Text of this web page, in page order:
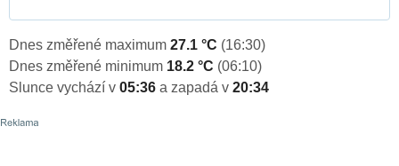
Dnes změřené maximum 27.1 °C (16:30)
Dnes změřené minimum 18.2 °C (06:10)
Slunce vychází v 05:36 a zapadá v 20:34